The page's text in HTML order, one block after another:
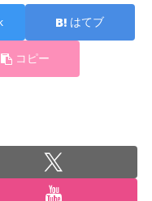
はてブ
コピー